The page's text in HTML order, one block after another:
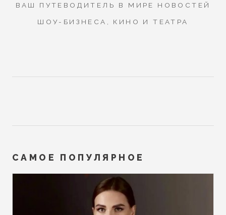
ВАШ ПУТЕВОДИТЕЛЬ В МИРЕ НОВОСТЕЙ
ШОУ-БИЗНЕСА, КИНО И ТЕАТРА
САМОЕ ПОПУЛЯРНОЕ